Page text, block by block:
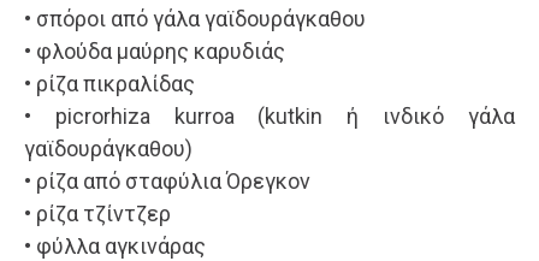
• σπόροι από γάλα γαϊδουράγκαθου
• φλούδα μαύρης καρυδιάς
• ρίζα πικραλίδας
• picrorhiza kurroa (kutkin ή ινδικό γάλα
γαϊδουράγκαθου)
• ρίζα από σταφύλια Όρεγκον
• ρίζα τζίντζερ
• φύλλα αγκινάρας